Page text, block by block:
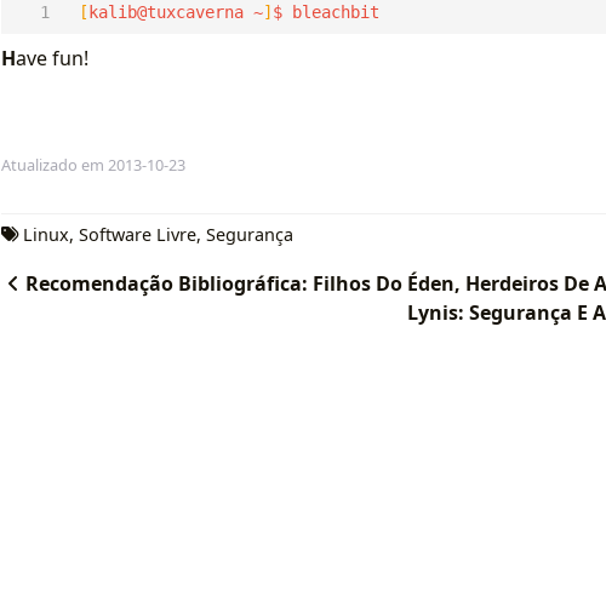
[kalib@tuxcaverna ~]$ bleachbit
Have fun!
Atualizado em 2013-10-23
Linux, Software Livre, Segurança
Recomendação Bibliográfica: Filhos Do Éden, Herdeiros De
Lynis: Segurança E